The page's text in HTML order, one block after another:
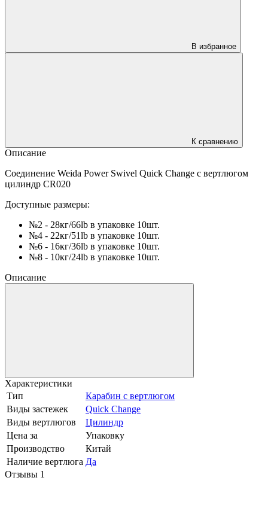
В избранное
К сравнению
Описание
Соединение Weida Power Swivel Quick Change с вертлюгом
цилиндр CR020
Доступные размеры:
№2 - 28кг/66lb в упаковке 10шт.
№4 - 22кг/51lb в упаковке 10шт.
№6 - 16кг/36lb в упаковке 10шт.
№8 - 10кг/24lb в упаковке 10шт.
Описание
Характеристики
Тип
Карабин с вертлюгом
Виды застежек
Quick Change
Виды вертлюгов
Цилиндр
Цена за
Упаковку
Производство
Китай
Наличие вертлюга Да
Отзывы 1